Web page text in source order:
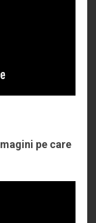
pe care